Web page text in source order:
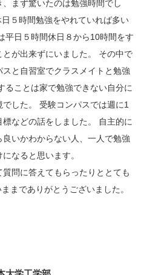
まず驚いたのは勉強時間でし
５時間勉強をやれていれば多い
平日５時間休日８から10時間をす
が出来ずにいました。 その中で
と自習室でクラスメイトと勉強
ることは家で勉強できない自分に
した。 受験コンパスでは週に1
などの話をしました。 自主的に
いかわからない人、一人で勉強
なると思います。
問に答えてもらったりととても
までありがとうございました。